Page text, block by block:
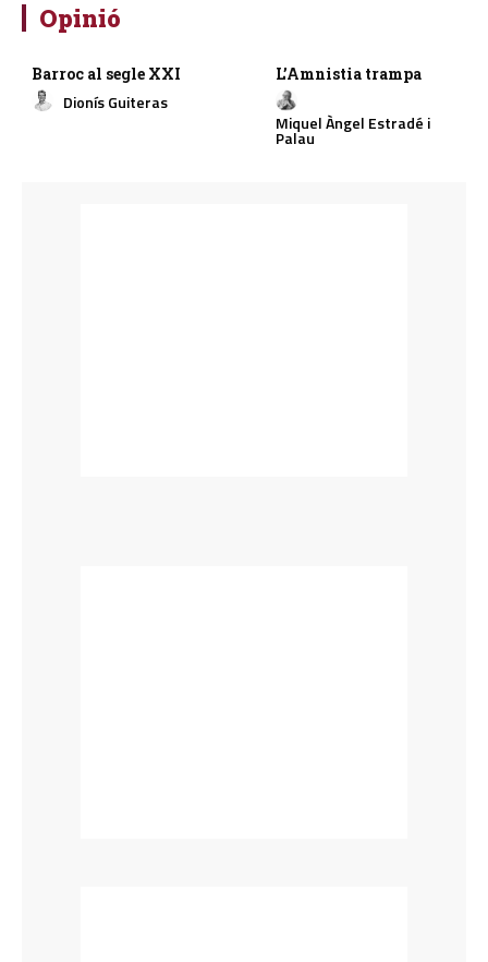
Opinió
Barroc al segle XXI
Dionís Guiteras
L’Amnistia trampa
Miquel Àngel Estradé i
Palau